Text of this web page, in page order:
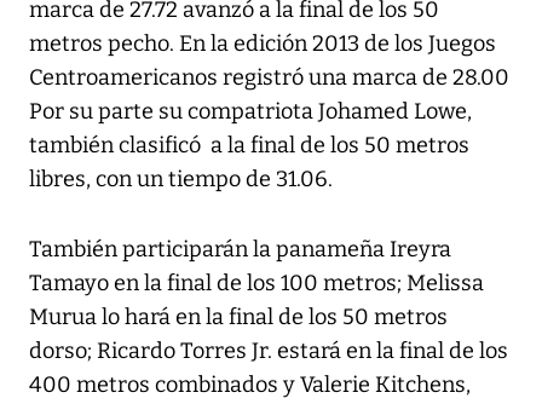
marca de 27.72 avanzó a la final de los 50
metros pecho. En la edición 2013 de los Juegos
Centroamericanos registró una marca de 28.00
Por su parte su compatriota Johamed Lowe,
también clasificó a la final de los 50 metros
libres, con un tiempo de 31.06.
También participarán la panameña Ireyra
Tamayo en la final de los 100 metros; Melissa
Murua lo hará en la final de los 50 metros
dorso; Ricardo Torres Jr. estará en la final de los
400 metros combinados y Valerie Kitchens,